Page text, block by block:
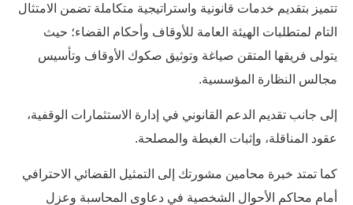
تتميز بتقديم خدمات قانونية واستراتيجية متكاملة تضمن الامتثال
التام لمتطلبات الهيئة العامة للأوقاف وأحكام القضاء؛ حيث
يتولى فريقها المتقن صياغة وتوثيق صكوك الأوقاف وتأسيس
مجالس النظارة المؤسسية.
إلى جانب تقديم الدعم القانوني في إدارة الاستثمارات الوقفية،
عقود المناقلة، وإثبات الغبطة والمصلحة.
كما تمتد خبرة محامين مشورتك إلى التمثيل القضائي الاحترافي
أمام محاكم الأحوال الشخصية في دعاوى المحاسبة وعزل